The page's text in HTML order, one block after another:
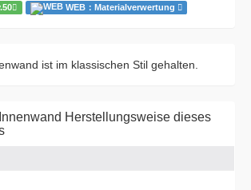
WEB：Materialverwertung
ist im klassischen Stil gehalten.
Herstellungsweise dieses